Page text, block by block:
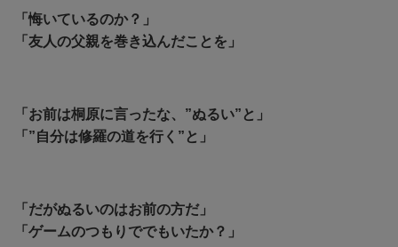
「悔いているのか？」
「友人の父親を巻き込んだことを」
「お前は桐原に言ったな、”ぬるい”と」
「”自分は修羅の道を行く”と」
「だがぬるいのはお前の方だ」
「ゲームのつもりででもいたか？」